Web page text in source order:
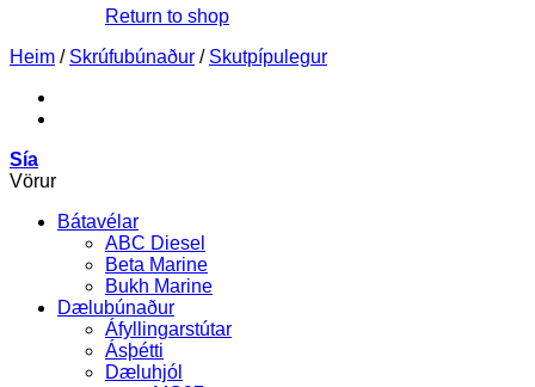
Return to shop
Heim / Skrúfubúnaður / Skutpípulegur
Sía
Vörur
Bátavélar
ABC Diesel
Beta Marine
Bukh Marine
Dælubúnaður
Áfyllingarstútar
Ásþétti
Dæluhjól